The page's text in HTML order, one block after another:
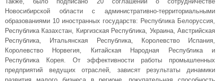
Новосибирской области с административно-территориальными
образованиями 10 иностранных государств: Республика Белоруссия,
Республика Казахстан, Киргизская Республика, Украина, Австрийская
Республика, Итальянская Республика, Королевство Испания,
Королевство Норвегия, Китайская Народная Республика и
Республика Корея. От эффективности работы промышленных
предприятий ведущих отраслей, зависят результаты динамики